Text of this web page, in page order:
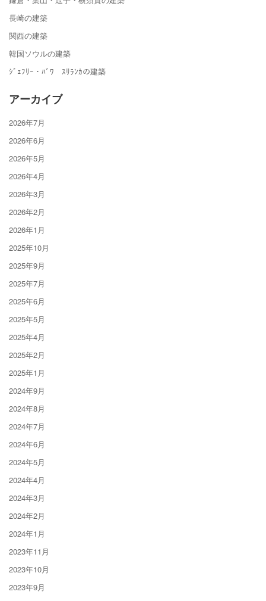
長崎の建築
関西の建築
韓国ソウルの建築
ｼﾞｪﾌﾘｰ・ﾊﾞﾜ ｽﾘﾗﾝｶの建築
アーカイブ
2026年7月
2026年6月
2026年5月
2026年4月
2026年3月
2026年2月
2026年1月
2025年10月
2025年9月
2025年7月
2025年6月
2025年5月
2025年4月
2025年2月
2025年1月
2024年9月
2024年8月
2024年7月
2024年6月
2024年5月
2024年4月
2024年3月
2024年2月
2024年1月
2023年11月
2023年10月
2023年9月